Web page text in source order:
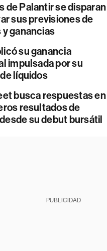
de Palantir se disparan
sus previsiones de
ganancias
su ganancia
impulsada por su
líquidos
busca respuestas en
resultados de
su debut bursátil
PUBLICIDAD